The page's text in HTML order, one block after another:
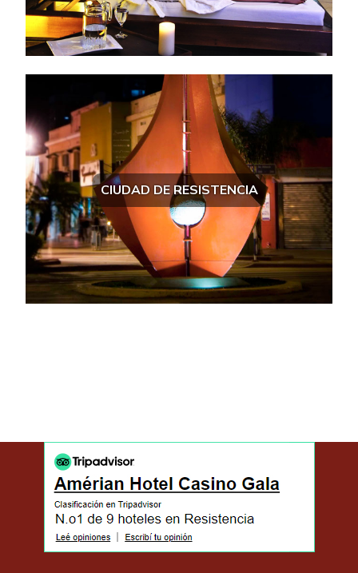
CIUDAD DE RESISTENCIA